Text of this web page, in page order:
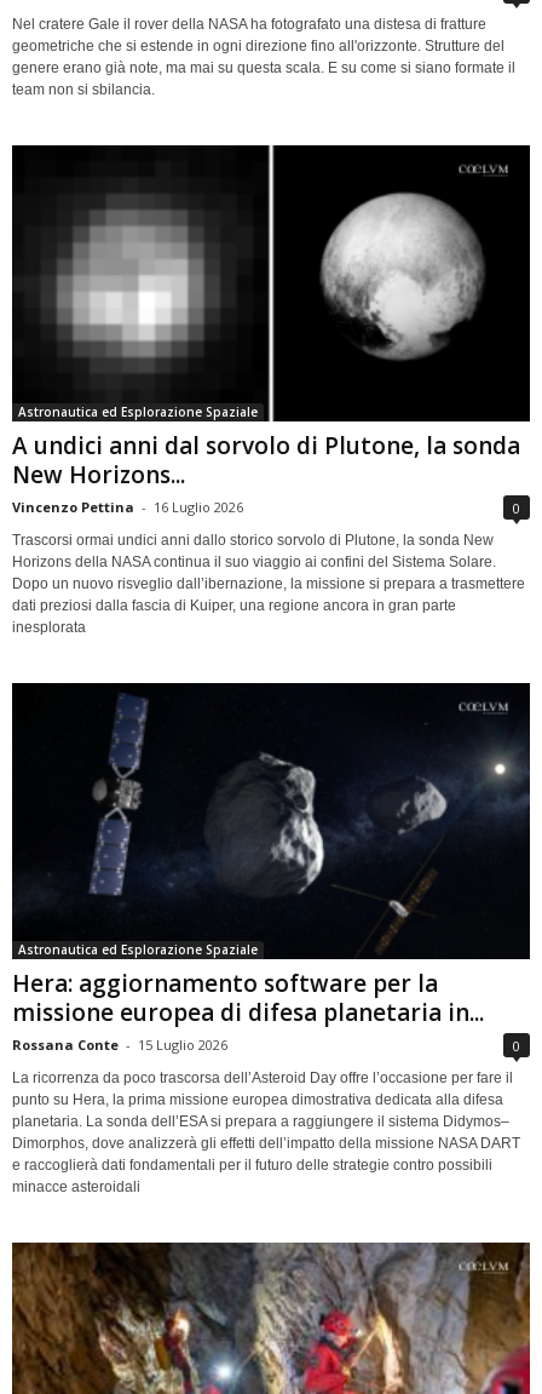
Nel cratere Gale il rover della NASA ha fotografato una distesa di fratture
geometriche che si estende in ogni direzione fino all'orizzonte. Strutture del
genere erano già note, ma mai su questa scala. E su come si siano formate il
team non si sbilancia.
Astronautica ed Esplorazione Spaziale
A undici anni dal sorvolo di Plutone, la sonda
New Horizons...
Vincenzo Pettina - 16 Luglio 2026 0
Trascorsi ormai undici anni dallo storico sorvolo di Plutone, la sonda New
Horizons della NASA continua il suo viaggio ai confini del Sistema Solare.
Dopo un nuovo risveglio dall’ibernazione, la missione si prepara a trasmettere
dati preziosi dalla fascia di Kuiper, una regione ancora in gran parte
inesplorata
Astronautica ed Esplorazione Spaziale
Hera: aggiornamento software per la
missione europea di difesa planetaria in...
Rossana Conte - 15 Luglio 2026 0
La ricorrenza da poco trascorsa dell’Asteroid Day offre l’occasione per fare il
punto su Hera, la prima missione europea dimostrativa dedicata alla difesa
planetaria. La sonda dell’ESA si prepara a raggiungere il sistema Didymos–
Dimorphos, dove analizzerà gli effetti dell’impatto della missione NASA DART
e raccoglierà dati fondamentali per il futuro delle strategie contro possibili
minacce asteroidali